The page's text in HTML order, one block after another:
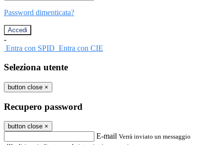
Password dimenticata?
-
Entra con SPID Entra con CIE
Seleziona utente
button close ×
Recupero password
button close ×
E-mail Verrà inviato un messaggio